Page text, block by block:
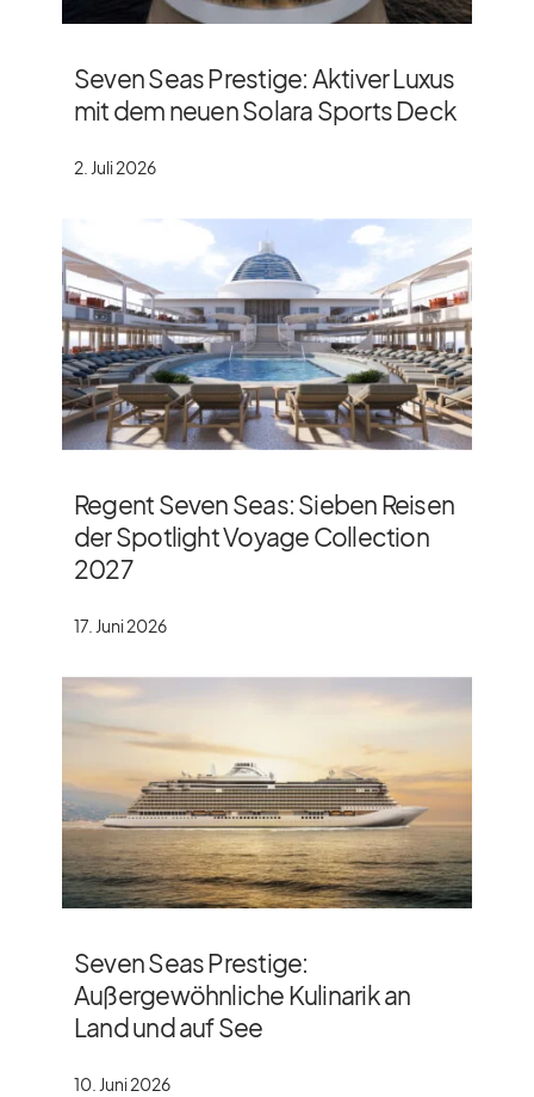
Seven Seas Prestige: Aktiver Luxus
mit dem neuen Solara Sports Deck
2. Juli 2026
Regent Seven Seas: Sieben Reisen
der Spotlight Voyage Collection
2027
17. Juni 2026
Seven Seas Prestige:
Außergewöhnliche Kulinarik an
Land und auf See
10. Juni 2026